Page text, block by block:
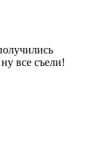
все съели!